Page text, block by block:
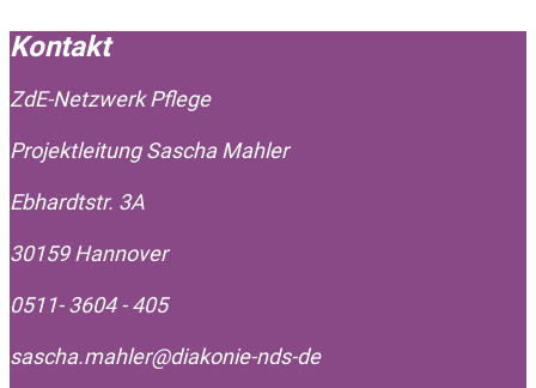
Kontakt
ZdE-Netzwerk Pflege
Projektleitung Sascha Mahler
Ebhardtstr. 3A
30159 Hannover
0511- 3604 - 405
sascha.mahler@diakonie-nds-de